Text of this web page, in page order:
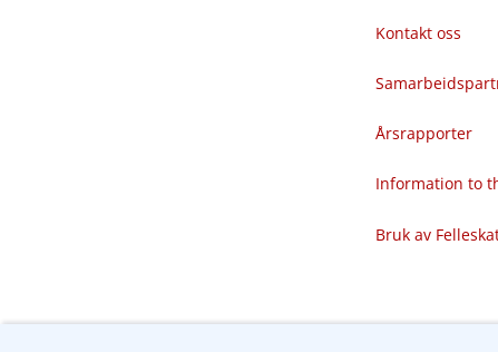
Kontakt oss
Årsrapporter
Information to
Bruk av